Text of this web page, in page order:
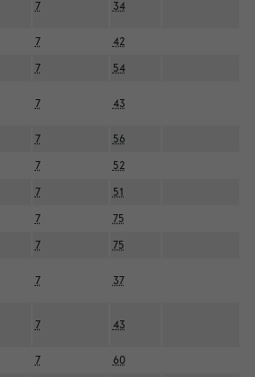
7 34
7
42
7 54
7 43
7
56
7
52
7
51
7
75
7 75
7 37
7 43
7 60